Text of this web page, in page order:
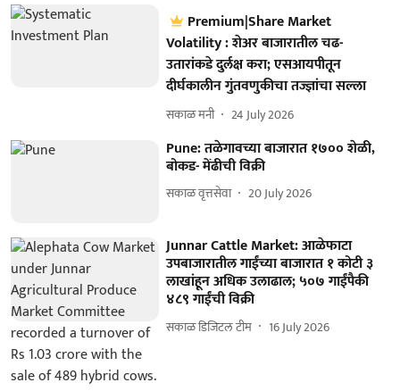
Premium|Share Market
Volatility : शेअर बाजारातील चढ-
उतारांकडे दुर्लक्ष करा; एसआयपीतून
दीर्घकालीन गुंतवणुकीचा तज्ज्ञांचा सल्ला
सकाळ मनी 24 July 2026
Pune: तळेगावच्या बाजारात १७०० शेळी,
बोकड- मेंढीची विक्री
सकाळ वृत्तसेवा 20 July 2026
Junnar Cattle Market: आळेफाटा
उपबाजारातील गाईंच्या बाजारात १ कोटी ३
लाखांहून अधिक उलाढाल; ५०७ गाईंपैकी
४८९ गाईंची विक्री
सकाळ डिजिटल टीम 16 July 2026